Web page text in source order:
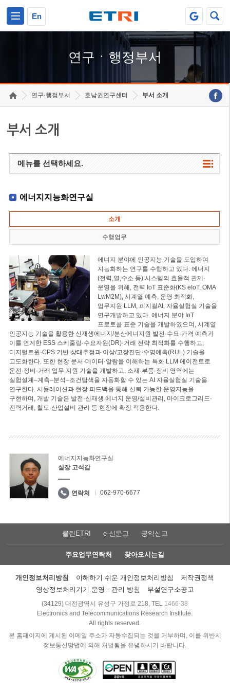
En
연구ㆍ행정부서
연구·행정부서 호남권연구센터 부서 소개
부서 소개
메뉴를 선택하세요.
에너지지능화연구실
소개
수행업무
에너지 분야에 인공지능 기술을 도입하여
지능화하는 연구를 수행하고 있다. 에너지
(전력,열,수소 등) 시스템의 효율적 관제·
운영을 위해, 전력 IoT 표준화(KS eIoT, OMA
LwM2M), 시계열 예측, 운영 최적화,
업무지원 LLM, 피지컬AI, 자율실험실 기술을
연구개발하고 있다. 에너지 분야 IoT
프로토콜 표준 기술을 개발하였으며, 시계열
인공지능 기술을 활용한 신재생에너지/분산에너지원 발전·수요·가격 예측과
이를 연계한 ESS 스케줄링·수요자원(DR)·거래 전략 최적화를 수행하고,
디지털트윈·CPS 기반 상태추정과 이상/고장진단·수명예측(RUL) 기술을
고도화한다. 또한 현장 문서·데이터·알람을 이해하는 특화 LLM 에이전트로
운전·정비·거래 업무 지원 기술을 개발하고, 소재·부품·장비 영역에는
실험설계–계측–분석–조건탐색을 자동화할 수 있는 AI 자율실험실 기술을
연구한다. 시뮬레이션과 현장 피드백을 통해 신뢰 가능한 운영지능을
구현하며, 개발 기술은 발전·신재생 에너지 운영/설비관리, 마이크로그리드·
전력거래, 철도·산업설비 관리 등 현장에 확장 적용한다.
에너지지능화연구실
실장 고석갑
연락처 062-970-6677
클린ETRI e-신문고 공익신고
주요업무연락처 찾아오시는길
개인정보처리방침 이해하기 쉬운 개인정보처리방침
저작권정책
영상정보처리기기 운영ㆍ관리 방침
부설연구소공고
(34129) 대전광역시 유성구 가정로 218, TEL 1466-38
Electronics and Telecommunications Research Institute.
All rights reserved.
본 홈페이지에 게시된 이메일 주소가 자동수집되는 것을 거부하며, 이를 위반시
정보통신망법에 의해 처벌됨을 유념하시기 바랍니다.